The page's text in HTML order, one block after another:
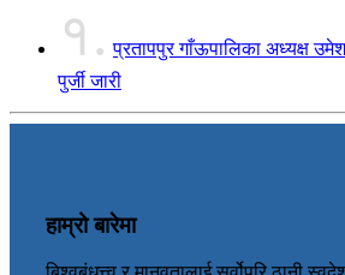
१. प्रतापपुर गाँऊपालिका अध्यक्ष
पुर्जी जारी
हाम्रो बारेमा